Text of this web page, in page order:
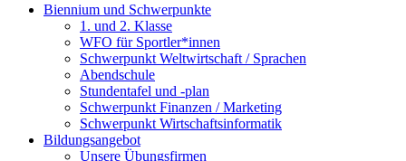
Biennium und Schwerpunkte
1. und 2. Klasse
WFO für Sportler*innen
Schwerpunkt Weltwirtschaft / Sprachen
Abendschule
Stundentafel und -plan
Schwerpunkt Finanzen / Marketing
Schwerpunkt Wirtschaftsinformatik
Bildungsangebot
Unsere Übungsfirmen